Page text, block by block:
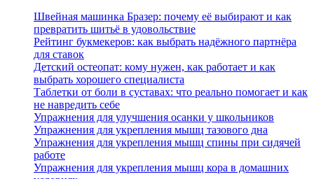
Швейная машинка Бразер: почему её выбирают и как
превратить шитьё в удовольствие
Рейтинг букмекеров: как выбрать надёжного партнёра
для ставок
Детский остеопат: кому нужен, как работает и как
выбрать хорошего специалиста
Таблетки от боли в суставах: что реально помогает и как
не навредить себе
Упражнения для улучшения осанки у школьников
Упражнения для укрепления мышц тазового дна
Упражнения для укрепления мышц спины при сидячей
работе
Упражнения для укрепления мышц кора в домашних